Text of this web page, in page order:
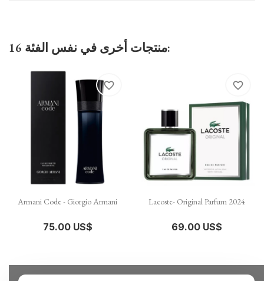
16 منتجات أخرى في نفس الفئة:
Armani Code - Giorgio Armani
75.00 US$
favorite_border
Lacoste- Original Parfum 2024
69.00 US$
favorite_border